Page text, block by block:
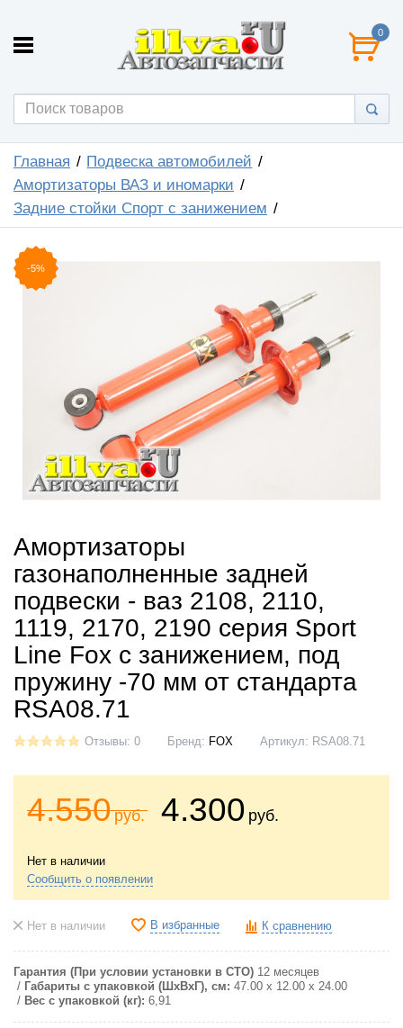
0
Главная
Подвеска автомобилей
Амортизаторы ВАЗ и иномарки
Задние стойки Спорт с занижением
-5%
Амортизаторы
газонаполненные задней
подвески - ваз 2108, 2110,
1119, 2170, 2190 серия Sport
Line Fox с занижением, под
пружину -70 мм от стандарта
RSA08.71
Отзывы: 0 Бренд: FOX Артикул: RSA08.71
4.550руб. 4.300 руб.
Нет в наличии
Сообщить о появлении
Нет в наличии В избранные К сравнению
Гарантия (При условии установки в СТО) 12 месяцев
Габариты с упаковкой (ШxВxГ), см: 47.00 x 12.00 x 24.00
Вес с упаковкой (кг): 6,91